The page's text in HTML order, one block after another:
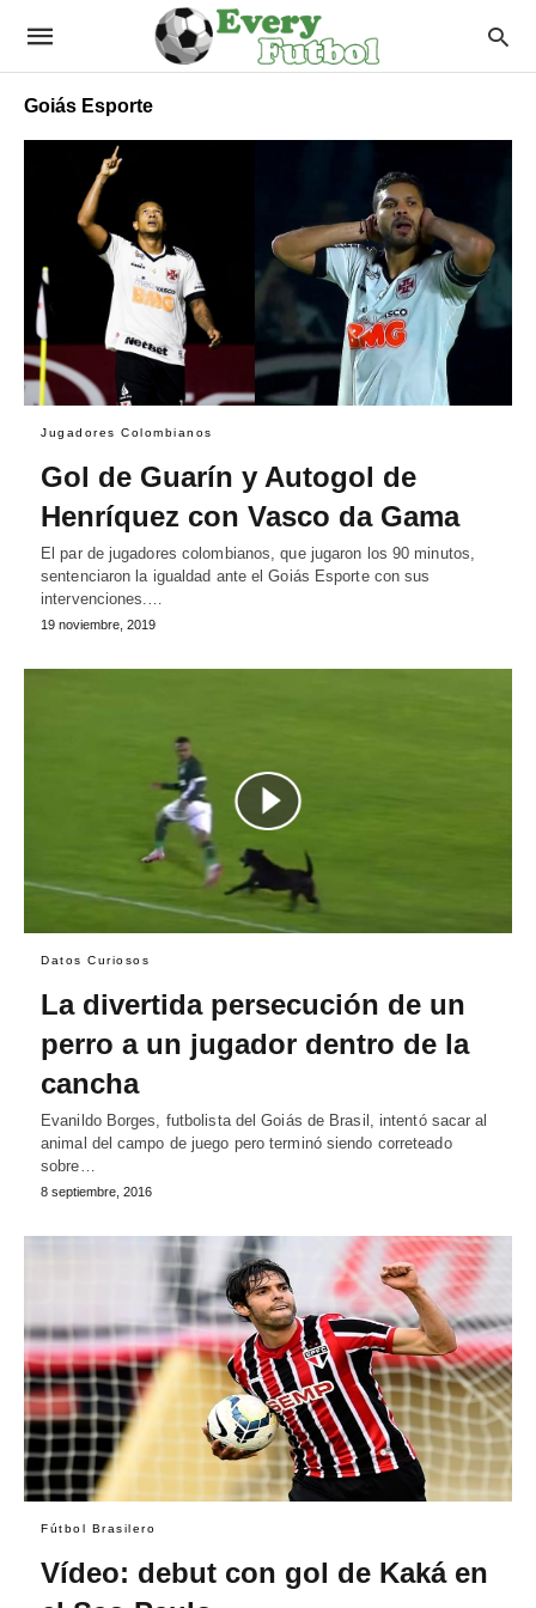
Goiás Esporte
Jugadores Colombianos
Gol de Guarín y Autogol de
Henríquez con Vasco da Gama
El par de jugadores colombianos, que jugaron los 90 minutos,
sentenciaron la igualdad ante el Goiás Esporte con sus
intervenciones.…
19 noviembre, 2019
Datos Curiosos
La divertida persecución de un
perro a un jugador dentro de la
cancha
Evanildo Borges, futbolista del Goiás de Brasil, intentó sacar al
animal del campo de juego pero terminó siendo correteado
sobre…
8 septiembre, 2016
Fútbol Brasilero
Vídeo: debut con gol de Kaká en